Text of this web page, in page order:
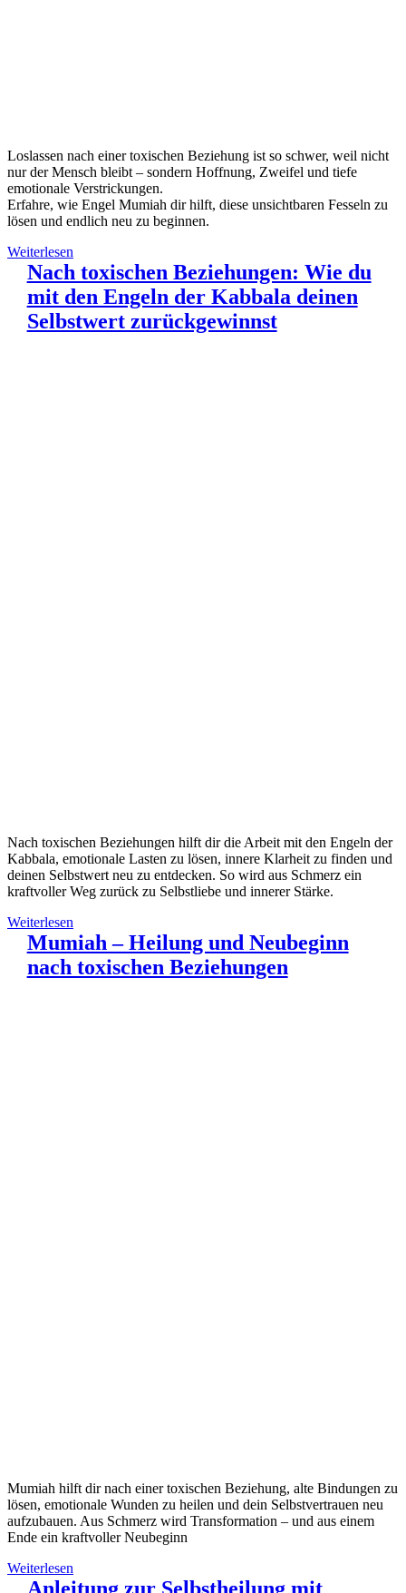
Loslassen nach einer toxischen Beziehung ist so schwer, weil nicht
nur der Mensch bleibt – sondern Hoffnung, Zweifel und tiefe
emotionale Verstrickungen.
Erfahre, wie Engel Mumiah dir hilft, diese unsichtbaren Fesseln zu
lösen und endlich neu zu beginnen.
Weiterlesen
Nach toxischen Beziehungen: Wie du
mit den Engeln der Kabbala deinen
Selbstwert zurückgewinnst
Nach toxischen Beziehungen hilft dir die Arbeit mit den Engeln der
Kabbala, emotionale Lasten zu lösen, innere Klarheit zu finden und
deinen Selbstwert neu zu entdecken. So wird aus Schmerz ein
kraftvoller Weg zurück zu Selbstliebe und innerer Stärke.
Weiterlesen
Mumiah – Heilung und Neubeginn
nach toxischen Beziehungen
Mumiah hilft dir nach einer toxischen Beziehung, alte Bindungen zu
lösen, emotionale Wunden zu heilen und dein Selbstvertrauen neu
aufzubauen. Aus Schmerz wird Transformation – und aus einem
Ende ein kraftvoller Neubeginn
Weiterlesen